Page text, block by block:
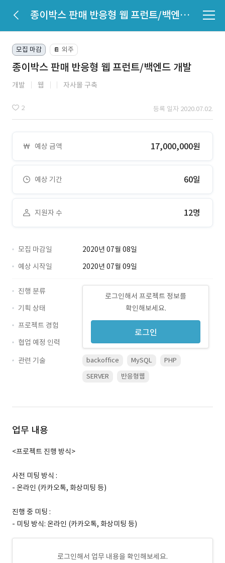
종이박스 판매 반응형 웹 프런트/백엔드 개발
모집 마감 📔 외주
종이박스 판매 반응형 웹 프런트/백엔드 개발
개발 웹 자사몰 구축
2 등록 일자 2020.07.02.
예상 금액 17,000,000원
예상 기간 60일
지원자 수 12명
모집 마감일
2020년 07월 08일
예상 시작일
2020년 07월 09일
로그인해서 프로젝트 정보를
확인해보세요.
로그인
진행 분류
기획 상태
프로젝트 경험
협업 예정 인력
관련 기술
backoffice MySQL
PHP
SERVER
반응형웹
업무 내용
<프로젝트 진행 방식>
사전 미팅 방식 :
- 온라인 (카카오톡, 화상미팅 등)
진행 중 미팅 :
- 미팅 방식: 온라인 (카카오톡, 화상미팅 등)
로그인해서 업무 내용을 확인해보세요.